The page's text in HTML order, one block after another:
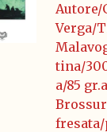
Autore/
Verga/
tina/
a/85
fresata/